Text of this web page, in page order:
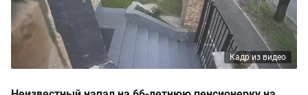
Кадр из видео